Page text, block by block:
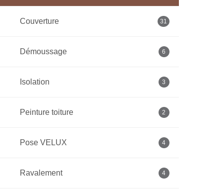
Couverture 31
Démoussage 6
Isolation 3
Peinture toiture 2
Pose VELUX 4
Ravalement 4